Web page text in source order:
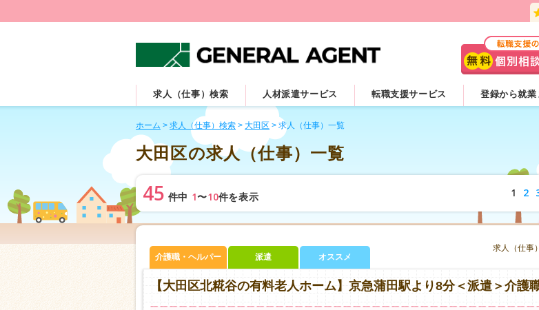
求人（仕事）検索 人材派遣サービス 転職支援サービス 登録から就業
ホーム > 求人（仕事）検索 > 大田区 > 求人（仕事）一覧
大田区の求人（仕事）一覧
45 件中 1〜10件を表示 1 2
求人（仕事）
介護職・ヘルパー 派遣 オススメ
【大田区北糀谷の有料老人ホーム】京急蒲田駅より8分＜派遣＞介護